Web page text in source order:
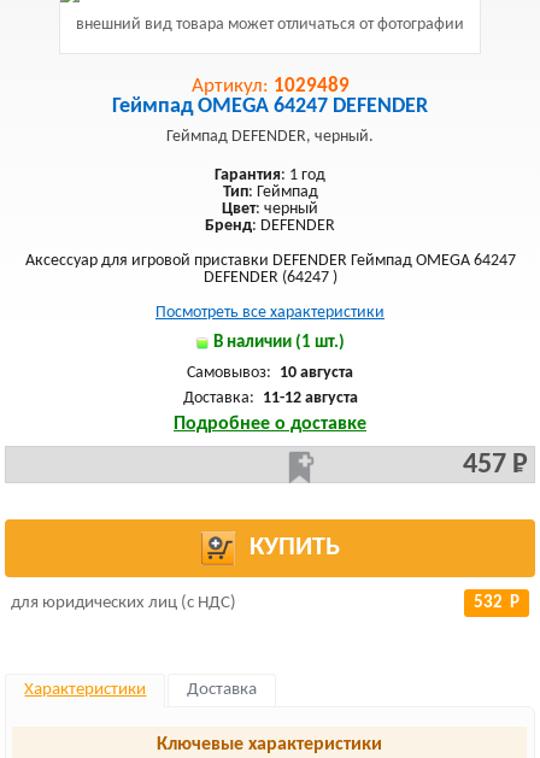
внешний вид товара может отличаться от фотографии
Артикул: 1029489
Геймпад OMEGA 64247 DEFENDER
Геймпад DEFENDER, черный.
Гарантия: 1 год
Тип: Геймпад
Цвет: черный
Бренд: DEFENDER
Аксессуар для игровой приставки DEFENDER Геймпад OMEGA 64247
DEFENDER (64247 )
Посмотреть все характеристики
В наличии (1 шт.)
Самовывоз: 10 августа
Доставка: 11-12 августа
Подробнее о доставке
457 Р
КУПИТЬ
для юридических лиц (с НДС) 532 Р
Характеристики Доставка
Ключевые характеристики